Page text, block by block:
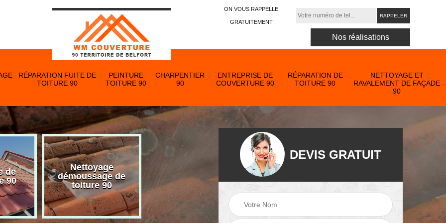
ON VOUS RAPPELLE
GRATUITEMENT
Nos réalisations
RÉPARATION FUITE DE
TOITURE 90
PEINTURE
TOITURE 90
CHARPENTIER
90
ENTREPRISE DE
COUVERTURE 90
RÉPARATION DE
TOITURE 90
NETTOYAGE ET
RAVALEMENT DE FAÇADE
90
de
90
Nettoyage
démoussage de
toiture 90
de gouttière 90
Nettoyage et
ravalement de
façade 90
DEVIS GRATUIT